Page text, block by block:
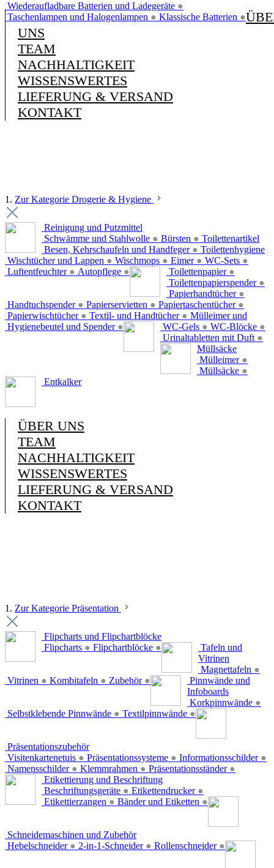
Wiederaufladbare Batterien und Ladegeräte ●
Taschenlampen und Halogenlampen ● Klassische Batterien ●
UNS
TEAM
NACHHALTIGKEIT
WISSENSWERTES
LIEFERUNG & VERSAND
KONTAKT
1. Zur Kategorie Drogerie & Hygiene
Reinigung und Putzmittel
Schwämme und Stahlwolle ● Bürsten ●
Besen, Kehrschaufeln und Handfeger ●
Wischtücher und Lappen ● Wischmops ● Eimer ● WC-Sets ●
Luftentfeuchter ● Autopflege ●
Toilettenartikel
Toilettenpapier ●
Toilettenpapierspender ●
Papierhandtücher ●
Handtuchspender ● Papierservietten ● Papiertaschentücher ●
Papierwischtücher ● Textil- und Handtücher ●
Hygienebeutel und Spender ●
Toilettenhygiene
WC-Gels ● WC-Blöcke ●
Urinaltabletten mit Duft ●
Mülleimer und
Müllsäcke
Mülleimer ●
Müllsäcke ●
Entkalker
ÜBER UNS
TEAM
NACHHALTIGKEIT
WISSENSWERTES
LIEFERUNG & VERSAND
KONTAKT
1. Zur Kategorie Präsentation
Flipcharts und Flipchartblöcke
Flipcharts ● Flipchartblöcke ●
Tafeln und
Vitrinen
Magnettafeln ●
Vitrinen ● Kombitafeln ● Zubehör ●
Pinnwände und
Infoboards
Korkpinnwände ●
Selbstklebende Pinnwände ● Textilpinnwände ●
Präsentationszubehör
Visitenkartenetuis ● Präsentationssysteme ● Informationsschilder ●
Namensschilder ● Klemmrahmen ● Präsentationsständer ●
Etikettierung und Beschriftung
Beschriftungsgeräte ● Etikettendrucker ●
Etikettierzangen ● Bänder und Etiketten ●
Schneidemaschinen und Zubehör
Hebelschneider ● 2-in-1-Schneider ● Rollenschneider ●